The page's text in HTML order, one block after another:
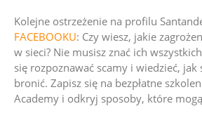
Kolejne ostrzeżenie na profilu
FACEBOOKU: Czy wiesz, jakie
w sieci? Nie musisz znać ich
się rozpoznawać scamy i wiedzieć, jak
bronić. Zapisz się na bezpłatne
Academy i odkryj sposoby, które